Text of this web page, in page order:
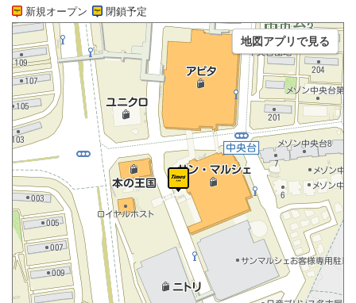
新規オープン 閉鎖予定
地図アプリで見る